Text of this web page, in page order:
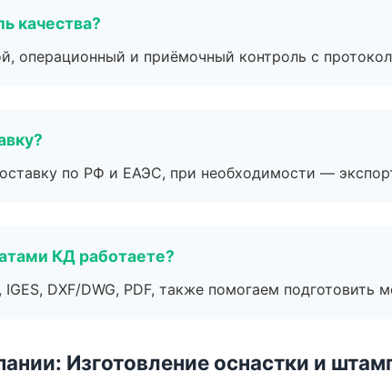
качества?
операционный и приёмочный контроль с
по РФ и ЕАЭС, при необходимости —
КД работаете?
DXF/DWG, PDF, также помогаем подготовить
Изготовление оснастки и